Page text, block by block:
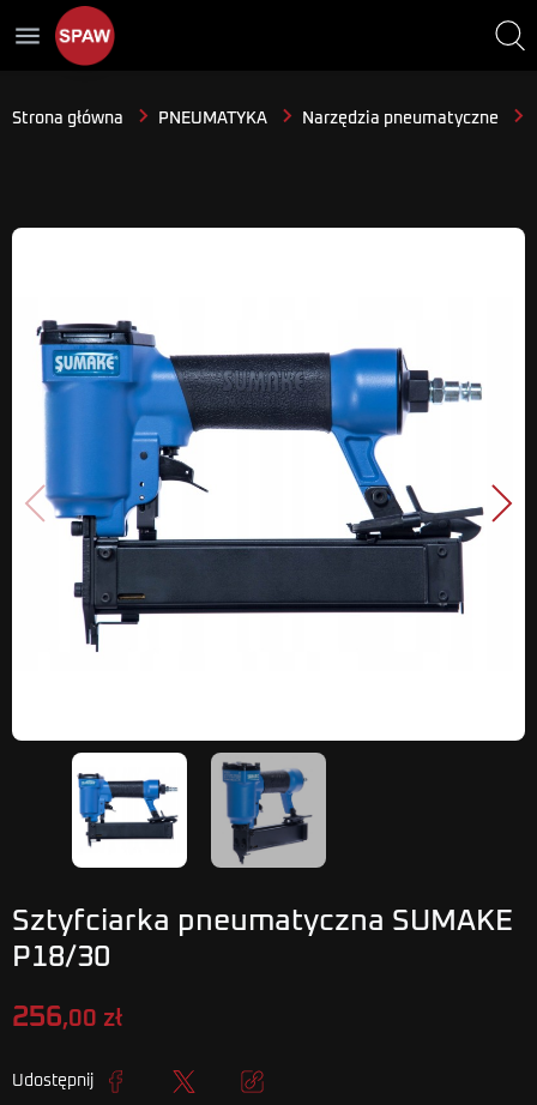
menu
Strona główna PNEUMATYKA Narzędzia pneumatyczne
Poprzedni
Sztyfciarka pneumatyczna SUMAKE
P18/30
256,00 zł
Udostępnij